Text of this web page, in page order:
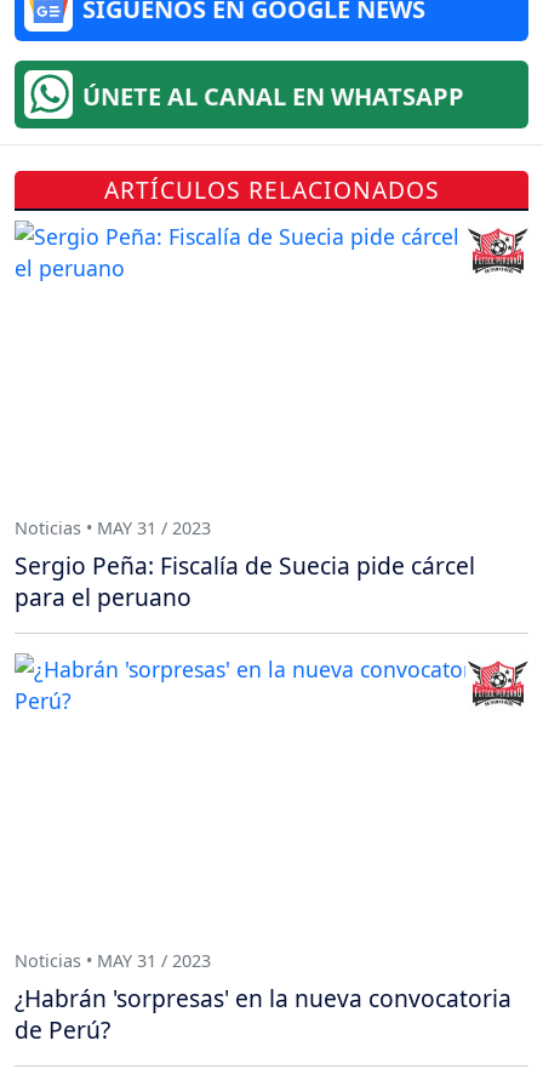
SÍGUENOS EN GOOGLE NEWS
ÚNETE AL CANAL EN WHATSAPP
ARTÍCULOS RELACIONADOS
Noticias • MAY 31 / 2023
Sergio Peña: Fiscalía de Suecia pide cárcel
para el peruano
Noticias • MAY 31 / 2023
¿Habrán 'sorpresas' en la nueva convocatoria
de Perú?